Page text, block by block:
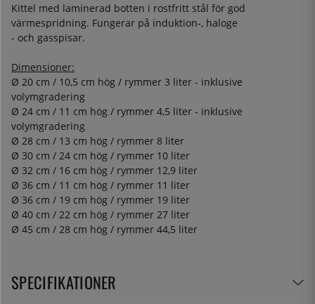
Kittel med laminerad botten i rostfritt stål för god
värmespridning. Fungerar på induktion-, haloge
- och gasspisar.
Dimensioner:
Ø 20 cm / 10,5 cm hög / rymmer 3 liter - inklusive
volymgradering
Ø 24 cm / 11 cm hög / rymmer 4,5 liter - inklusive
volymgradering
Ø 28 cm / 13 cm hög / rymmer 8 liter
Ø 30 cm / 24 cm hög / rymmer 10 liter
Ø 32 cm / 16 cm hög / rymmer 12,9 liter
Ø 36 cm / 11 cm hög / rymmer 11 liter
Ø 36 cm / 19 cm hög / rymmer 19 liter
Ø 40 cm / 22 cm hög / rymmer 27 liter
Ø 45 cm / 28 cm hög / rymmer 44,5 liter
SPECIFIKATIONER